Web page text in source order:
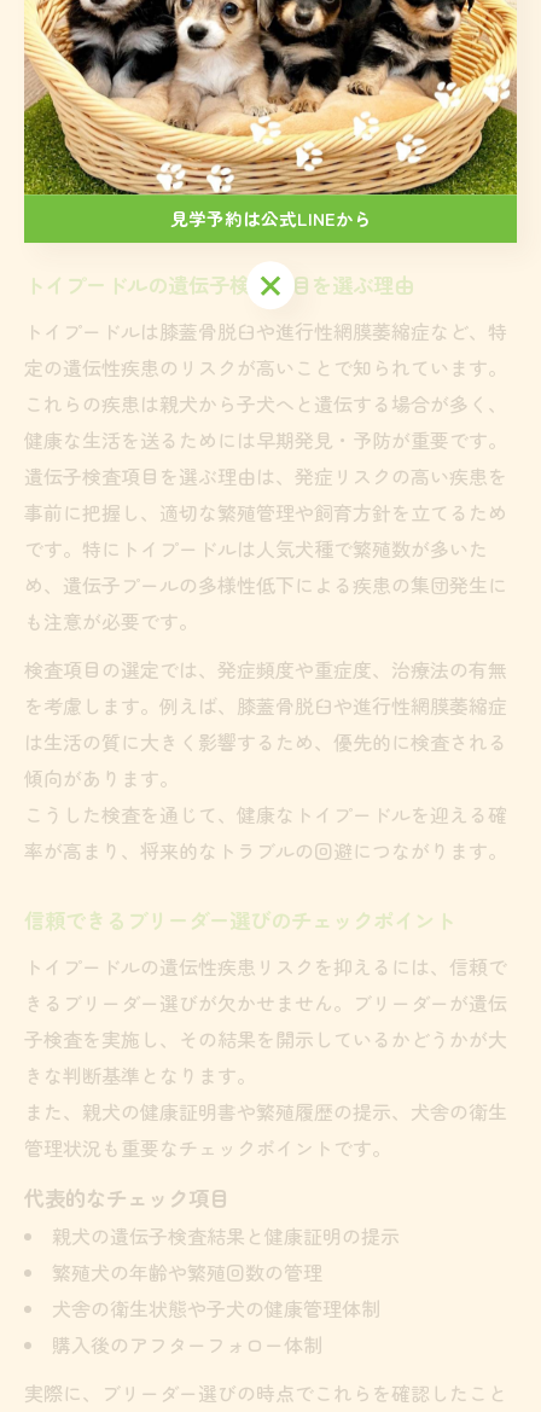
た」「足取りがしっかりした」といった実感が多く寄せ
られています。
遺伝子検査の重要性とブリーダー選び
トイプードルの遺伝子検査項目を選ぶ理由
トイプードルは膝蓋骨脱臼や進行性網膜萎縮症など、特
定の遺伝性疾患のリスクが高いことで知られています。
これらの疾患は親犬から子犬へと遺伝する場合が多く、
健康な生活を送るためには早期発見・予防が重要です。
遺伝子検査項目を選ぶ理由は、発症リスクの高い疾患を
事前に把握し、適切な繁殖管理や飼育方針を立てるため
です。特にトイプードルは人気犬種で繁殖数が多いた
め、遺伝子プールの多様性低下による疾患の集団発生に
も注意が必要です。
検査項目の選定では、発症頻度や重症度、治療法の有無
を考慮します。例えば、膝蓋骨脱臼や進行性網膜萎縮症
は生活の質に大きく影響するため、優先的に検査される
傾向があります。
こうした検査を通じて、健康なトイプードルを迎える確
率が高まり、将来的なトラブルの回避につながります。
信頼できるブリーダー選びのチェックポイント
トイプードルの遺伝性疾患リスクを抑えるには、信頼で
きるブリーダー選びが欠かせません。ブリーダーが遺伝
子検査を実施し、その結果を開示しているかどうかが大
きな判断基準となります。
また、親犬の健康証明書や繁殖履歴の提示、犬舎の衛生
管理状況も重要なチェックポイントです。
代表的なチェック項目
親犬の遺伝子検査結果と健康証明の提示
繁殖犬の年齢や繁殖回数の管理
犬舎の衛生状態や子犬の健康管理体制
購入後のアフターフォロー体制
実際に、ブリーダー選びの時点でこれらを確認したこと
見学予約は公式LINEから
見学予約は公式LINEから